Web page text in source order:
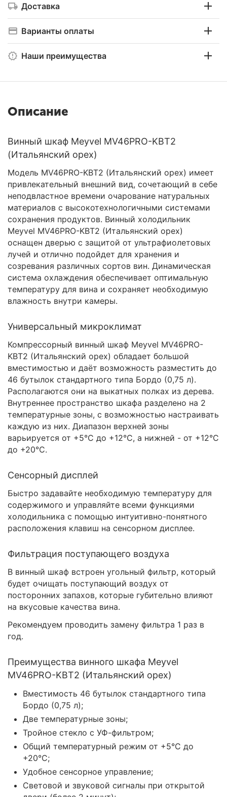
Доставка
Варианты оплаты
Наши преимущества
Описание
Винный шкаф Meyvel MV46PRO-KBT2
(Итальянский орех)
Модель MV46PRO-KBT2 (Итальянский орех) имеет
привлекательный внешний вид, сочетающий в себе
неподвластное времени очарование натуральных
материалов с высокотехнологичными системами
сохранения продуктов. Винный холодильник
Meyvel MV46PRO-KBT2 (Итальянский орех)
оснащен дверью с защитой от ультрафиолетовых
лучей и отлично подойдет для хранения и
созревания различных сортов вин. Динамическая
система охлаждения обеспечивает оптимальную
температуру для вина и сохраняет необходимую
влажность внутри камеры.
Универсальный микроклимат
Компрессорный винный шкаф Meyvel MV46PRO-
KBT2 (Итальянский орех) обладает большой
вместимостью и даёт возможность разместить до
46 бутылок стандартного типа Бордо (0,75 л).
Располагаются они на выкатных полках из дерева.
Внутреннее пространство шкафа разделено на 2
температурные зоны, с возможностью настраивать
каждую из них. Диапазон верхней зоны
варьируется от +5°C до +12°C, а нижней - от +12°C
до +20°C.
Сенсорный дисплей
Быстро задавайте необходимую температуру для
содержимого и управляйте всеми функциями
холодильника с помощью интуитивно-понятного
расположения клавиш на сенсорном дисплее.
Фильтрация поступающего воздуха
В винный шкаф встроен угольный фильтр, который
будет очищать поступающий воздух от
посторонних запахов, которые губительно влияют
на вкусовые качества вина.
Рекомендуем проводить замену фильтра 1 раз в
год.
Преимущества винного шкафа Meyvel
MV46PRO-KBT2 (Итальянский орех)
Вместимость 46 бутылок стандартного типа
Бордо (0,75 л);
Две температурные зоны;
Тройное стекло с УФ-фильтром;
Общий температурный режим от +5°C до
+20°C;
Удобное сенсорное управление;
Световой и звуковой сигналы при открытой